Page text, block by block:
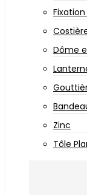
Dôme
Zinc
Tôle